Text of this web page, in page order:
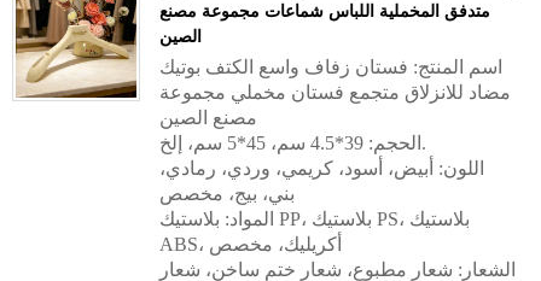
متدفق المخملية اللباس شماعات مجموعة مصنع
الصين
اسم المنتج: فستان زفاف واسع الكتف بوتيك
مضاد للانزلاق متجمع فستان مخملي مجموعة
مصنع الصين
الحجم: 39*4.5 سم، 45*5 سم، إلخ.
اللون: أبيض، أسود، كريمي، وردي، رمادي،
بني، بيج، مخصص
المواد: بلاستيك PP، بلاستيك PS، بلاستيك
ABS، أكريليك، مخصص
الشعار: شعار مطبوع، شعار ختم ساخن، شعار